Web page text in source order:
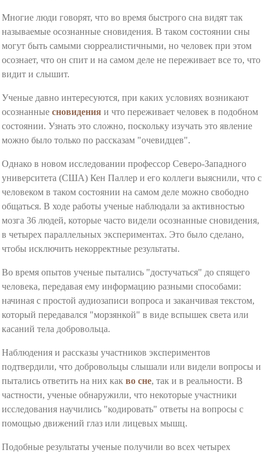
Многие люди говорят, что во время быстрого сна видят так
называемые осознанные сновидения. В таком состоянии сны
могут быть самыми сюрреалистичными, но человек при этом
осознает, что он спит и на самом деле не переживает все то, что
видит и слышит.
Ученые давно интересуются, при каких условиях возникают
осознанные сновидения и что переживает человек в подобном
состоянии. Узнать это сложно, поскольку изучать это явление
можно было только по рассказам "очевидцев".
Однако в новом исследовании профессор Северо-Западного
университета (США) Кен Паллер и его коллеги выяснили, что с
человеком в таком состоянии на самом деле можно свободно
общаться. В ходе работы ученые наблюдали за активностью
мозга 36 людей, которые часто видели осознанные сновидения,
в четырех параллельных экспериментах. Это было сделано,
чтобы исключить некорректные результаты.
Во время опытов ученые пытались "достучаться" до спящего
человека, передавая ему информацию разными способами:
начиная с простой аудиозаписи вопроса и заканчивая текстом,
который передавался "морзянкой" в виде вспышек света или
касаний тела добровольца.
Наблюдения и рассказы участников экспериментов
подтвердили, что добровольцы слышали или видели вопросы и
пытались ответить на них как во сне, так и в реальности. В
частности, ученые обнаружили, что некоторые участники
исследования научились "кодировать" ответы на вопросы с
помощью движений глаз или лицевых мышц.
Подобные результаты ученые получили во всех четырех